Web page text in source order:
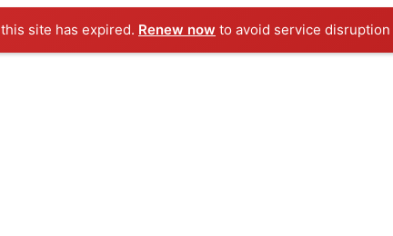
Renew now to avoid service disruption.